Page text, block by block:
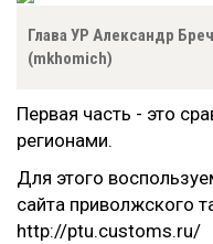
Глава УР Александр
(mkhomich)
Первая часть - это
регионами.
Для этого
сайта приволжского
http://ptu.customs.ru/